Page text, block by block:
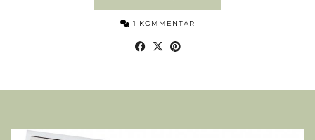
1 KOMMENTAR